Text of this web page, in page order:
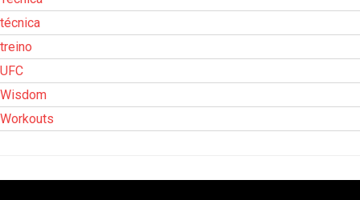
técnica
treino
UFC
Wisdom
Workouts